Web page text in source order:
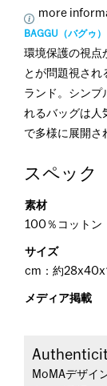
more
BAGGU（バグゥ）
環境保護の視点
とが問題視さ
ランド。シンプ
れるバッグは人
で多様に展開さ
スペック
素材
100％コットン
サイズ
cm：約28x40x
メディア掲載
MoMAデザイ